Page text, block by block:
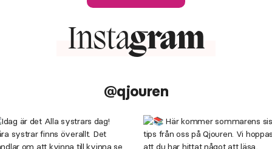
Instagram
@qjouren